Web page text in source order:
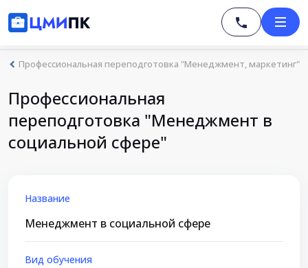
Профессиональная переподготовка "Менеджмент, маркетинг"
Профессиональная
переподготовка "Менеджмент в
социальной сфере"
Название
Менеджмент в социальной сфере
Вид обучения